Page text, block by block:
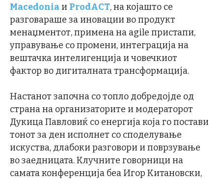
Macedonia и ProdACT, на којашто се
разговараше за иновации во продукт
менаџментот, примена на agile пристапи,
управување со промени, интеграција на
вештачка интелигенција и човечкиот
фактор во дигиталната трансформација.
Настанот започна со топло добредојде од
страна на организаторите и модераторот
Дукица Павловиќ со енергија која го постави
тонот за ден исполнет со споделување
искуства, длабоки разговори и поврзување
во заедницата. Клучните говорници на
самата конференција беа Игор Китановски,